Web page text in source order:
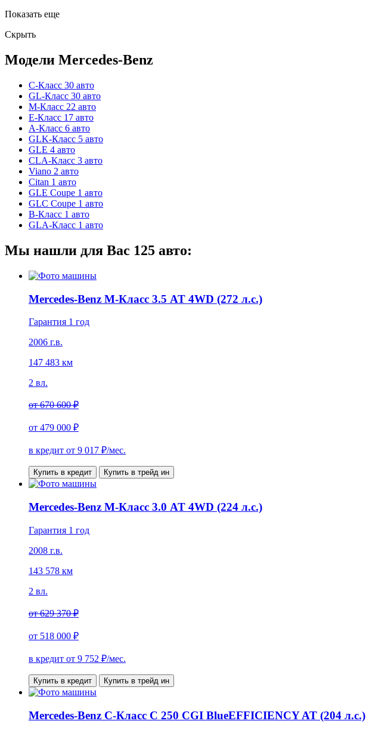
Показать еще
Скрыть
Модели Mercedes-Benz
C-Класс 30 авто
GL-Класс 30 авто
M-Класс 22 авто
E-Класс 17 авто
A-Класс 6 авто
GLK-Класс 5 авто
GLE 4 авто
CLA-Класс 3 авто
Viano 2 авто
Citan 1 авто
GLE Coupe 1 авто
GLC Coupe 1 авто
B-Класс 1 авто
GLA-Класс 1 авто
Мы нашли для Вас 125 авто:
Mercedes-Benz M-Класс 3.5 AT 4WD (272 л.с.)
Гарантия 1 год
2006 г.в.
147 483 км
2 вл.
от670 600 ₽
от 479 000 ₽
в кредит от 9 017 ₽/мес.
Купить в кредит Купить в трейд ин
Mercedes-Benz M-Класс 3.0 AT 4WD (224 л.с.)
Гарантия 1 год
2008 г.в.
143 578 км
2 вл.
от629 370 ₽
от 518 000 ₽
в кредит от 9 752 ₽/мес.
Купить в кредит Купить в трейд ин
Mercedes-Benz C-Класс C 250 CGI BlueEFFICIENCY AT (204 л.с.)